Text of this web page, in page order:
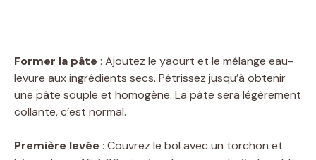
Former la pâte : Ajoutez le yaourt et le mélange eau-
levure aux ingrédients secs. Pétrissez jusqu’à obtenir
une pâte souple et homogène. La pâte sera légèrement
collante, c’est normal.
Première levée : Couvrez le bol avec un torchon et